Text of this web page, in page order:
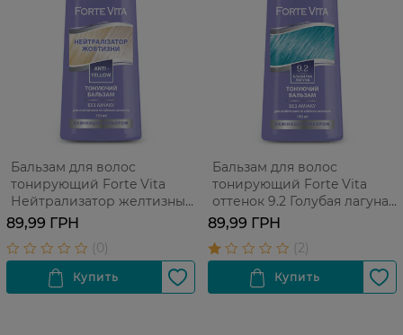
Бальзам для волос
тонирующий Forte Vita
Нейтрализатор желтизны
150 мл
89,99 ГРН
Бальзам для волос
тонирующий Forte Vita
оттенок 9.2 Голубая лагуна
150 мл
89,99 ГРН